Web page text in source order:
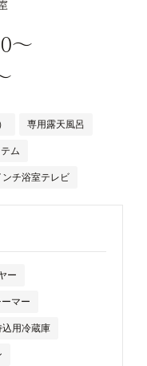
～
専用露天風呂
ム
ンチ浴室テレビ
ー
マー
込用冷蔵庫